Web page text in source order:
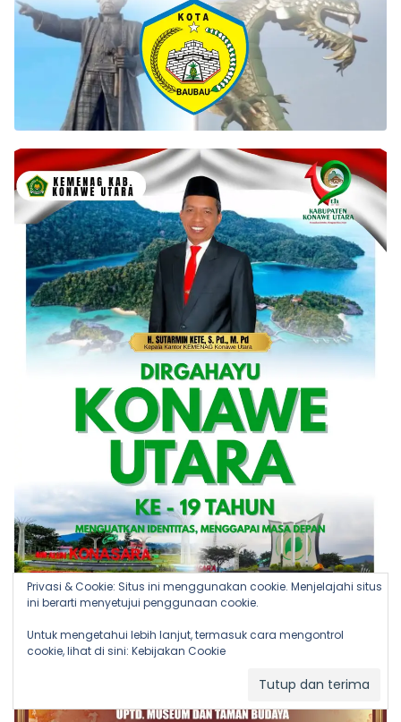
Privasi & Cookie: Situs ini menggunakan cookie. Menjelajahi situs
ini berarti menyetujui penggunaan cookie.
Untuk mengetahui lebih lanjut, termasuk cara mengontrol
cookie, lihat di sini: Kebijakan Cookie